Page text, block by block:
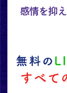
感情を抑